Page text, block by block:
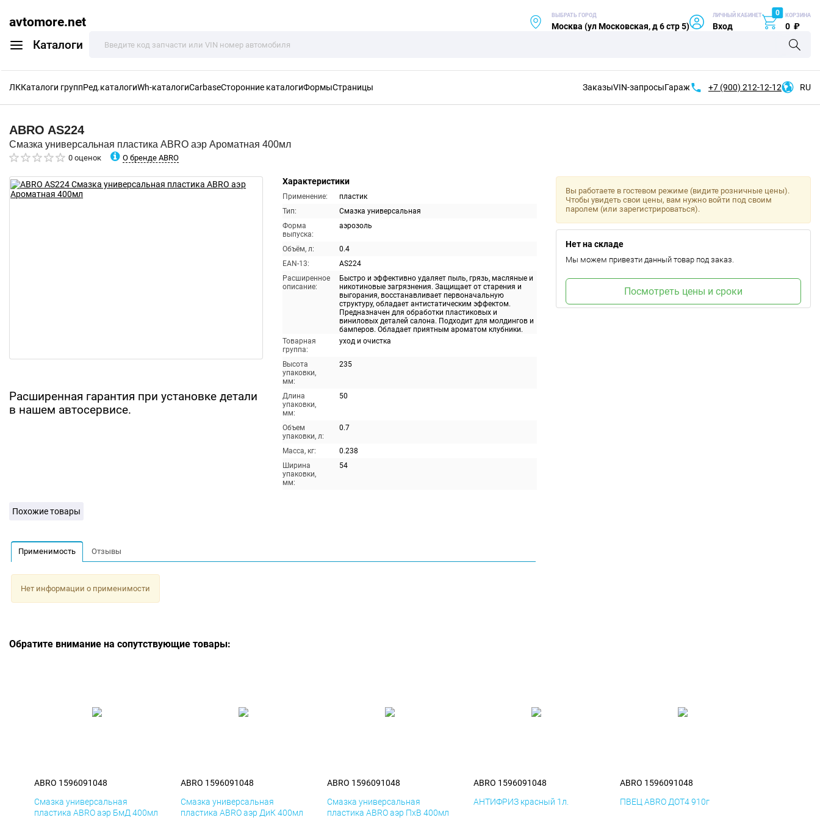
avtomore.net
Каталоги
ВЫБРАТЬ ГОРОД
Москва (ул Московская, д 6 стр 5)
ЛИЧНЫЙ КАБИНЕТ
Вход
0 КОРЗИНА
0 ₽
ЛККаталоги группРед.каталогиWh-каталогиCarbaseСторонние каталогиФормыСтраницы ЗаказыVIN-запросыГараж +7 (900) 212-12-12 RU
ABRO AS224
Смазка универсальная пластика ABRO аэр Ароматная 400мл
0 оценок О бренде ABRO
Расширенная гарантия при установке детали
в нашем автосервисе.
Характеристики
Применение:
пластик
Тип:
Смазка универсальная
Форма
выпуска:
аэрозоль
Объём, л:
0.4
EAN-13:
AS224
Расширенное
описание:
Быстро и эффективно удаляет пыль, грязь, масляные и
никотиновые загрязнения. Защищает от старения и
выгорания, восстанавливает первоначальную
структуру, обладает антистатическим эффектом.
Предназначен для обработки пластиковых и
виниловых деталей салона. Подходит для молдингов и
бамперов. Обладает приятным ароматом клубники.
Товарная
группа:
уход и очистка
Высота
упаковки,
мм:
235
Длина
упаковки,
мм:
50
Объем
упаковки, л:
0.7
Масса, кг:
0.238
Ширина
упаковки,
мм:
54
Вы работаете в гостевом режиме (видите розничные цены).
Чтобы увидеть свои цены, вам нужно войти под своим
паролем (или зарегистрироваться).
Нет на складе
Мы можем привезти данный товар под заказ.
Посмотреть цены и сроки
Похожие товары
Применимость Отзывы
Нет информации о применимости
Обратите внимание на сопутствующие товары:
ABRO 1596091048
Смазка универсальная
пластика ABRO аэр БмД 400мл
ABRO 1596091048
Смазка универсальная
пластика ABRO аэр ДиК 400мл
ABRO 1596091048
Смазка универсальная
пластика ABRO аэр ПхВ 400мл
ABRO 1596091048
АНТИФРИЗ красный 1л.
ABRO 1596091048
ПВЕЦ ABRO ДОТ4 910г